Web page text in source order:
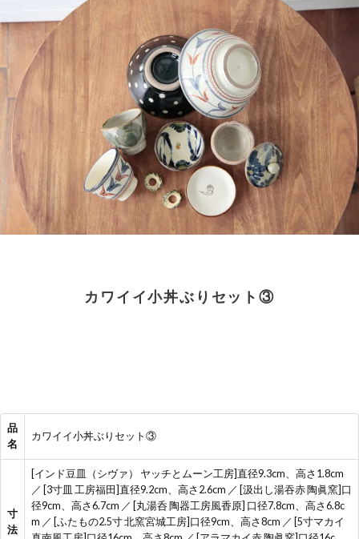
カワイイ小丼ぶりセット③
品
名
カワイイ小丼ぶりセット③
寸
法
[インド豆皿（シヴァ） ヤッチとムーン工房]直径9.3cm、高さ1.8cm
／ [3寸皿 工房福田]直径9.2cm、高さ2.6cm ／ [汲出し湯吞赤 陶眞窯]口
径9cm、高さ6.7cm ／ [丸湯呑 陶器工房風香原] 口径7.8cm、高さ6.8c
m ／ [ふたもの2.5寸 北窯宮城工房]口径9cm、高さ8cm ／ [5寸マカイ